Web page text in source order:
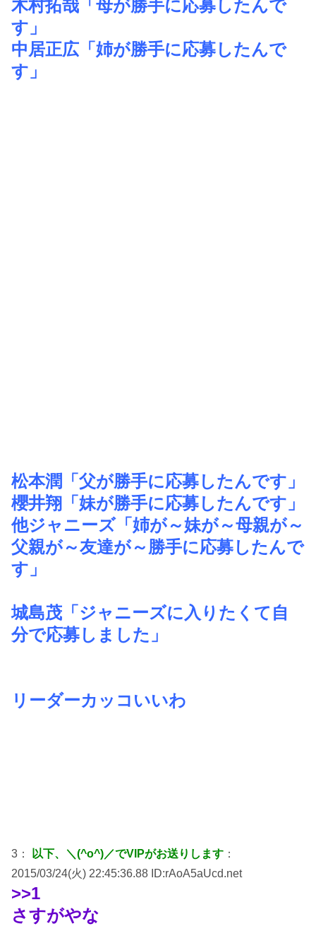
木村拓哉「母が勝手に応募したんで
す」
中居正広「姉が勝手に応募したんで
す」
松本潤「父が勝手に応募したんです」
櫻井翔「妹が勝手に応募したんです」
他ジャニーズ「姉が～妹が～母親が～
父親が～友達が～勝手に応募したんで
す」
城島茂「ジャニーズに入りたくて自
分で応募しました」
リーダーカッコいいわ
3： 以下、＼(^o^)／でVIPがお送りします ：
2015/03/24(火) 22:45:36.88 ID:rAoA5aUcd.net
>>1
さすがやな